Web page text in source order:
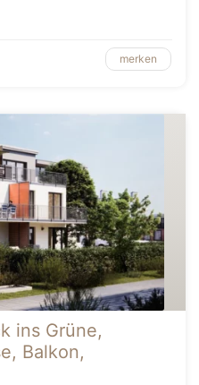
merken
ins Grüne,
Balkon,